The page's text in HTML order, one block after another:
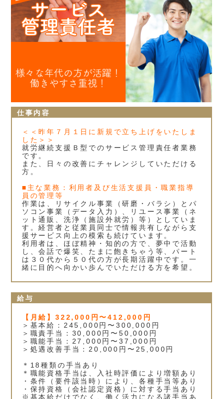
仕事内容
＜＜昨年７月１日に新規で立ち上げをいたしま
した＞＞
就労継続支援Ｂ型でのサービス管理責任者業務
です。
また、日々の改善にチャレンジしていただける
方。
■主な業務：利用者及び生活支援員・職業指導
員の管理等
作業は、リサイクル事業（研磨・バラシ）とパ
ソコン事業（データ入力）、リユース事業（ネ
ット通販、洗浄（施設外就労）等）としていま
す。経営者と従業員同士で情報共有しながら支
援サービス向上の模索も続けています。
利用者は、ほぼ精神・知的の方で、夢中で活動
し、会話で爆笑、たまに飽きちゃう等、パート
は３０代から５０代の方が長期活躍中です。一
緒に目的へ向かい歩んでいただける方を希望。
給与
【月給】322,000円〜412,000円
＞基本給：245,000円〜300,000円
＞職責手当：30,000円〜50,000円
＞職能手当：27,000円〜37,000円
＞処遇改善手当：20,000円〜25,000円
＊18種類の手当あり
＊職能資格手当は、入社時評価により増額あり
・条件（要件該当時）により、各種手当等あり
・保持資格（会社認定資格）に対する手当あり
※基本給だけでなく、働く活力になる諸手当あ